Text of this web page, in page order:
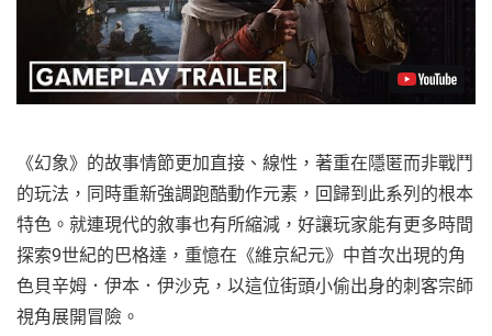
《幻象》的故事情節更加直接、線性，著重在隱匿而非戰鬥
的玩法，同時重新強調跑酷動作元素，回歸到此系列的根本
特色。就連現代的敘事也有所縮減，好讓玩家能有更多時間
探索9世紀的巴格達，重憶在《維京紀元》中首次出現的角
色貝辛姆．伊本．伊沙克，以這位街頭小偷出身的刺客宗師
視角展開冒險。